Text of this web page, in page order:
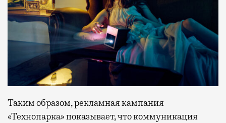
Таким образом, рекламная кампания
«Технопарка» показывает, что коммуникация